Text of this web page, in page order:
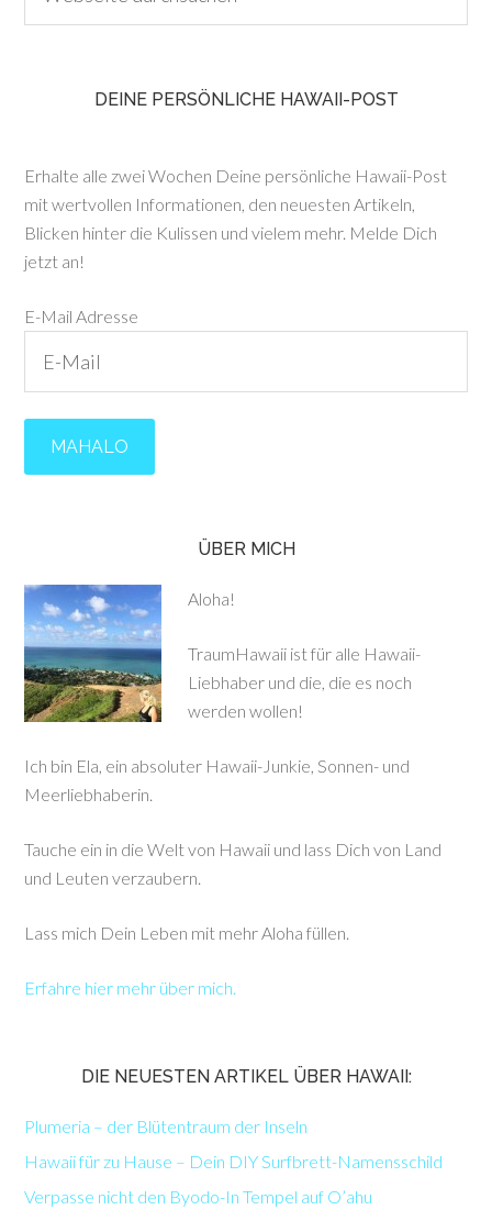
DEINE PERSÖNLICHE HAWAII-POST
Erhalte alle zwei Wochen Deine persönliche Hawaii-Post
mit wertvollen Informationen, den neuesten Artikeln,
Blicken hinter die Kulissen und vielem mehr. Melde Dich
jetzt an!
E-Mail Adresse
ÜBER MICH
Aloha!
TraumHawaii ist für alle Hawaii-
Liebhaber und die, die es noch
werden wollen!
Ich bin Ela, ein absoluter Hawaii-Junkie, Sonnen- und
Meerliebhaberin.
Tauche ein in die Welt von Hawaii und lass Dich von Land
und Leuten verzaubern.
Lass mich Dein Leben mit mehr Aloha füllen.
Erfahre hier mehr über mich.
DIE NEUESTEN ARTIKEL ÜBER HAWAII:
Plumeria – der Blütentraum der Inseln
Hawaii für zu Hause – Dein DIY Surfbrett-Namensschild
Verpasse nicht den Byodo-In Tempel auf O’ahu